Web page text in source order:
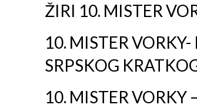
ŽIRI 10. MISTER
10. MISTER
SRPSKOG
10. MISTER VORKY